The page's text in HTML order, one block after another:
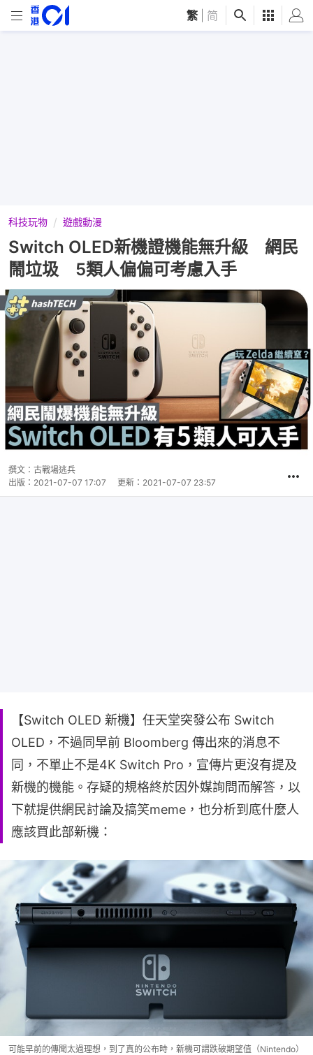
繁 简
科技玩物 遊戲動漫
Switch OLED新機證機能無升級 網民
鬧垃圾 5類人偏偏可考慮入手
撰文： 古戰場逃兵
出版： 2021-07-07 17:07 更新： 2021-07-07 23:57
【Switch OLED 新機】任天堂突發公布 Switch
OLED，不過同早前 Bloomberg 傳出來的消息不
同，不單止不是4K Switch Pro，宣傳片更沒有提及
新機的機能。存疑的規格終於因外媒詢問而解答，以
下就提供網民討論及搞笑meme，也分析到底什麼人
應該買此部新機：
可能早前的傳聞太過理想，到了真的公布時，新機可謂跌破期望值（Nintendo）